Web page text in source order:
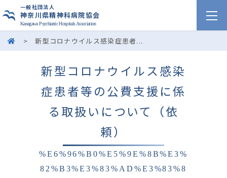
一般社団法人
神奈川県精神科病院協会
Kanagawa Psychiatric Hospitals Association
>新型コロナウイルス感染症患者...
新型コロナウイルス感染
症患者等の公費支援に係
る取扱いについて（依
頼）
%E6%96%B0%E5%9E%8B%E3%
82%B3%E3%83%AD%E3%83%8